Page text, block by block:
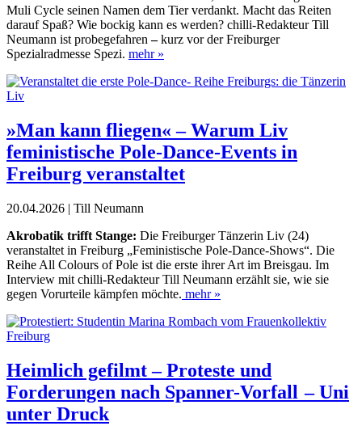
Muli Cycle seinen Namen dem Tier verdankt. Macht das Reiten
darauf Spaß? Wie bockig kann es werden? chilli-Redakteur Till
Neumann ist probegefahren–kurz vor der Freiburger
Spezialradmesse Spezi. mehr »
»Man kann fliegen« – Warum Liv
feministische Pole-Dance-Events in
Freiburg veranstaltet
20.04.2026 | Till Neumann
Akrobatik trifft Stange: Die Freiburger Tänzerin Liv (24)
veranstaltet in Freiburg „Feministische Pole-Dance-Shows“. Die
Reihe All Colours of Pole ist die erste ihrer Art im Breisgau. Im
Interview mit chilli-Redakteur Till Neumann erzählt sie, wie sie
gegen Vorurteile kämpfen möchte. mehr »
Heimlich gefilmt – Proteste und
Forderungen nach Spanner-Vorfall – Uni
unter Druck